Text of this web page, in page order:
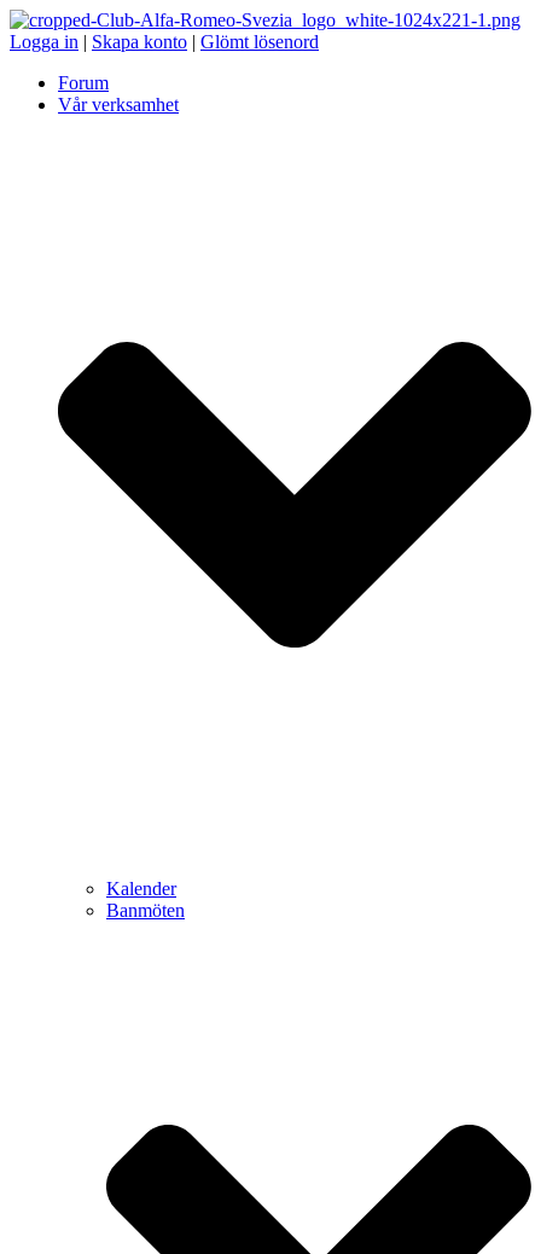
Logga in | Skapa konto | Glömt lösenord
Forum
Vår verksamhet
Kalender
Banmöten